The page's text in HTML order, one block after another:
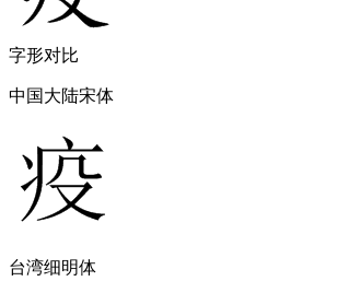
字形对比
中国大陆宋体
台湾细明体